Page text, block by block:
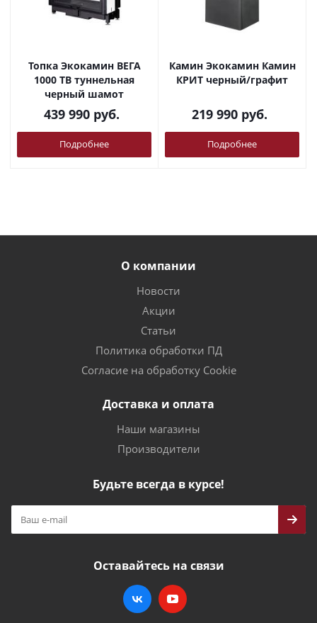
Топка Экокамин ВЕГА
1000 TB туннельная
черный шамот
439 990 руб.
Подробнее
Камин Экокамин Камин
КРИТ черный/графит
219 990 руб.
Подробнее
О компании
Новости
Акции
Статьи
Политика обработки ПД
Согласие на обработку Cookie
Доставка и оплата
Наши магазины
Производители
Будьте всегда в курсе!
Оставайтесь на связи